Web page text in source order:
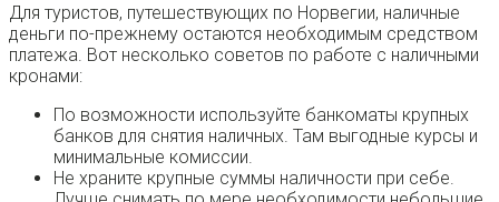
Для туристов, путешествующих по Норвегии, наличные
деньги по-прежнему остаются необходимым средством
платежа. Вот несколько советов по работе с наличными
кронами:
По возможности используйте банкоматы крупных
банков для снятия наличных. Там выгодные курсы и
минимальные комиссии.
Не храните крупные суммы наличности при себе.